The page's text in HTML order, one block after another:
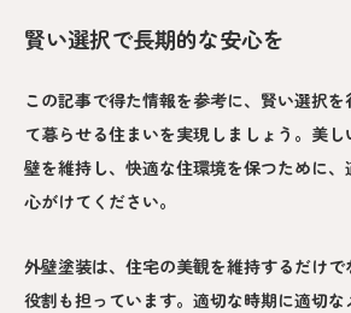
賢い選択で長期的な安心を
この記事で得た情報を参考に、賢い選択
て暮らせる住まいを実現しましょう。美
壁を維持し、快適な住環境を保つために
心がけてください。
外壁塗装は、住宅の美観を維持するだけ
役割も担っています。適切な時期に適切